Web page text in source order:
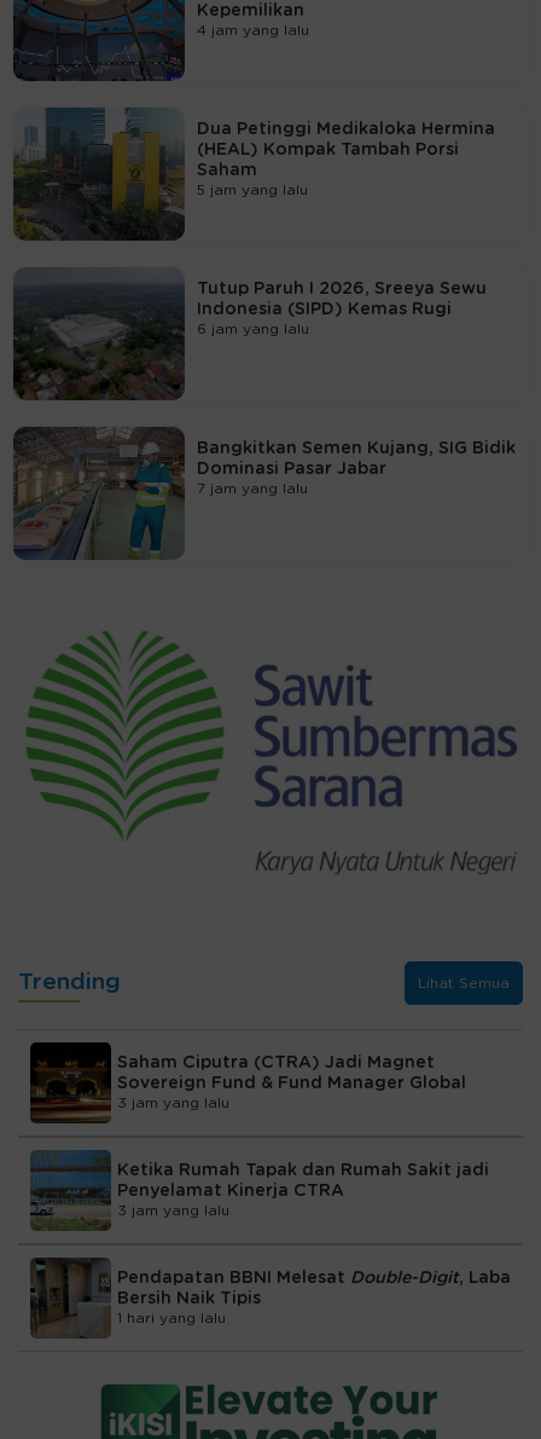
Kepemilikan
4 jam yang lalu
Dua Petinggi Medikaloka Hermina
(HEAL) Kompak Tambah Porsi
Saham
5 jam yang lalu
Tutup Paruh I 2026, Sreeya Sewu
Indonesia (SIPD) Kemas Rugi
6 jam yang lalu
Bangkitkan Semen Kujang, SIG Bidik
Dominasi Pasar Jabar
7 jam yang lalu
Trending Lihat Semua
Saham Ciputra (CTRA) Jadi Magnet
Sovereign Fund & Fund Manager Global
3 jam yang lalu
Ketika Rumah Tapak dan Rumah Sakit jadi
Penyelamat Kinerja CTRA
3 jam yang lalu
Pendapatan BBNI Melesat Double-Digit, Laba
Bersih Naik Tipis
1 hari yang lalu